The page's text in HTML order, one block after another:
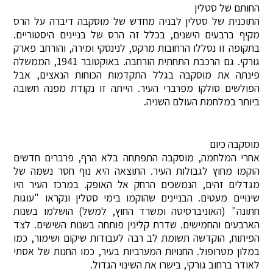
החותם של סטלין
התוכנית של סטלין לבניה מחדש של מוסקבה דיברה על הרס
מקיף ברבעים הישנים, בכלל זה הרס של בניינים היסטוריים.
בתקופה זו נסללו הרחובות מרקס, לנינסקי ומירה, והורחב פארק
גורקי. גם הרכבת התחתית הורחבה. באוקטובר 1941, הממשלה
פינתה את מוסקבה בגלל התקדמות הכוחות הנאצים, אבל
הפולשים סולקו מפרברי העיר. הייתה זו נקודת מפנה חשובה
ביותר במלחמת העולם השניה.
מוסקבה כיום
אחרי המלחמה, מוסקבה התפתחה בלא הרף, פרברים חדשים
הוקמו מחוץ לגבולות העיר. התוצאה היא נוף חסר נשמה של
מגדלים זהים, הנמשכים הרחק אל האופק. במרכז העיר היו
שינויים מעטים. הבניינים שהוקמו בימי סטלין ונקראו "עוגות
חתונה" (האוניברסיטה ומשרד החוץ, למשל) הושלמו בשנות
הארבעים והחמישים. שדרת קלינין פותחה בשנות השישים. לצד
הפיתוח, הוקדשה תשומת לב רבה לעבודות שיקום ושימור, כמו
במלון מטרופול. החנויות המערביות בעיר, כמו החנות של אסתי
לאודר ברחוב גורקי, בישרו את השינוי הגדול.